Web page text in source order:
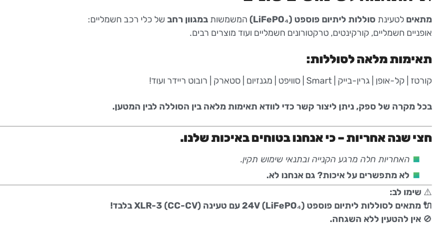
מתאים לטעינת סוללות ליתיום פוספט (LiFePO₄) המשמשות במגוון רחב של כלי רכב חשמליים:
אופניים חשמליים, קורקינטים, טרקטורונים חשמליים ועוד מוצרים רבים.
תאימות מלאה לסוללות:
קורטז | קל-אופן | גרין-בייק | Smart | סוויפט | מגנזיום | סטארק | רובוט ריידר ועוד!
בכל מקרה של ספק, ניתן ליצור קשר כדי לוודא תאימות מלאה בין הסוללה לבין המטען.
חצי שנה אחריות – כי אנחנו בטוחים באיכות שלנו.
האחריות חלה מרגע הקנייה ובתנאי שימוש תקין.
לא מתפשרים על איכות? גם אנחנו לא.
⚠️ שימו לב:
🔌 מתאים לסוללות ליתיום פוספט (LiFePO₄) 24V עם טעינה XLR-3 (CC-CV) בלבד!
🚫 אין להטעין ללא השגחה.